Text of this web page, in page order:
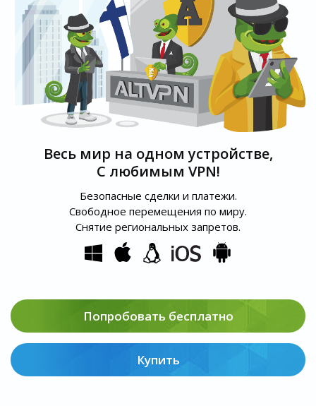
Весь мир на одном устройстве,
С любимым VPN!
Безопасные сделки и платежи.
Свободное перемещения по миру.
Снятие региональных запретов.
Попробовать бесплатно
Купить